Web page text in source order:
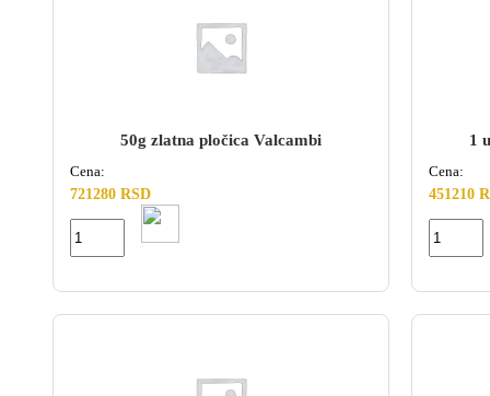
50g zlatna pločica Valcambi
Cena:
721280 RSD
1
Cena:
451210